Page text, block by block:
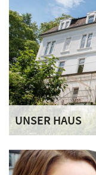
UNSER HAUS
18 Jahren. Das
Remagen, im